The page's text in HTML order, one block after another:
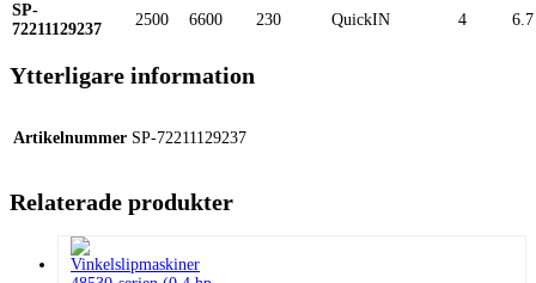
SP-
72211129237
2500 6600 230 QuickIN 4 6.7
Ytterligare information
Artikelnummer SP-72211129237
Relaterade produkter